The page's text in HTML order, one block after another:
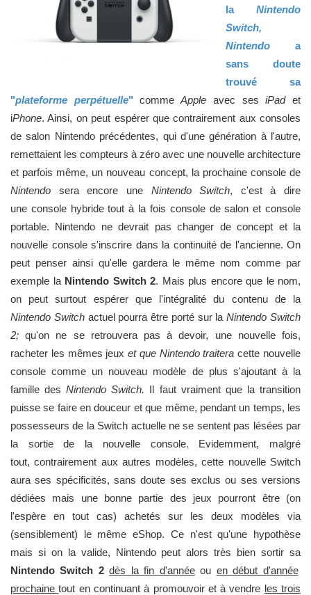
la Nintendo
Switch,
Nintendo a
sans doute
trouvé sa
"plateforme perpétuelle"comme Apple avec sesiPadet
iPhone. Ainsi, on peut espérer que contrairement aux consoles
de salon Nintendo précédentes, qui d'une génération à l'autre,
remettaient les compteurs à zéro avec une nouvelle architecture
et parfois même, un nouveau concept, la prochaine console de
Nintendo sera encore une Nintendo Switch, c'est à dire
une console hybride tout à la fois console de salon et console
portable. Nintendo ne devrait pas changer de concept et la
nouvelle console s'inscrire dans la continuité de l'ancienne. On
peut penser ainsi qu'elle gardera le même nom comme par
exemple la Nintendo Switch 2. Mais plus encore que le nom,
on peut surtout espérer que l'intégralité du contenu de la
Nintendo Switch actuel pourra être porté sur laNintendo Switch
2;qu'on ne se retrouvera pas à devoir, une nouvelle fois,
racheter les mêmes jeuxet que Nintendo traiteracette nouvelle
console comme un nouveau modèle de plus s'ajoutant à la
famille desNintendo Switch. Il faut vraiment que la transition
puisse se faire en douceur et que même, pendant un temps, les
possesseurs de la Switch actuelle ne se sentent pas lésées par
la sortie de la nouvelle console. Evidemment, malgré
tout, contrairement aux autres modèles, cette nouvelle Switch
aura ses spécificités, sans doute ses exclus ou ses versions
dédiées mais une bonne partie des jeux pourront être (on
l'espère en tout cas) achetés sur les deux modèles via
(sensiblement) le même eShop. Ce n'est qu'une hypothèse
mais si on la valide, Nintendo peut alors très bien sortir sa
Nintendo Switch 2 dès la fin d'annéeou en début d'année
prochainetout en continuant à promouvoir et à vendre les trois